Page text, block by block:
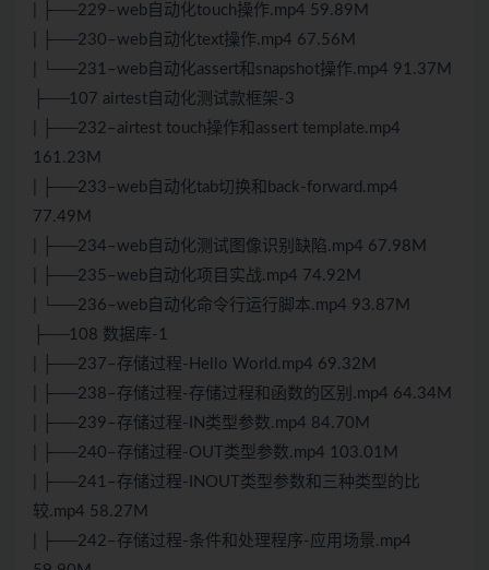
| ├──229–web自动化touch操作.mp4 59.89M
| ├──230–web自动化text操作.mp4 67.56M
| └──231–web自动化assert和snapshot操作.mp4 91.37M
├──107 airtest自动化测试款框架-3
| ├──232–airtest touch操作和assert template.mp4
161.23M
| ├──233–web自动化tab切换和back-forward.mp4
77.49M
| ├──234–web自动化测试图像识别缺陷.mp4 67.98M
| ├──235–web自动化项目实战.mp4 74.92M
| └──236–web自动化命令行运行脚本.mp4 93.87M
├──108 数据库-1
| ├──237–存储过程-Hello World.mp4 69.32M
| ├──238–存储过程-存储过程和函数的区别.mp4 64.34M
| ├──239–存储过程-IN类型参数.mp4 84.70M
| ├──240–存储过程-OUT类型参数.mp4 103.01M
| ├──241–存储过程-INOUT类型参数和三种类型的比
较.mp4 58.27M
| ├──242–存储过程-条件和处理程序-应用场景.mp4